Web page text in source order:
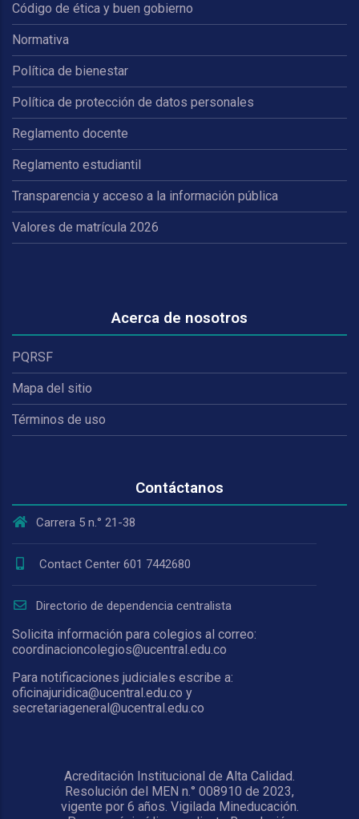
Código de ética y buen gobierno
Normativa
Política de bienestar
Política de protección de datos personales
Reglamento docente
Reglamento estudiantil
Transparencia y acceso a la información pública
Valores de matrícula 2026
Acerca de nosotros
PQRSF
Mapa del sitio
Términos de uso
Contáctanos
Carrera 5 n.° 21-38
Contact Center 601 7442680
Directorio de dependencia centralista
Solicita información para colegios al correo:
coordinacioncolegios@ucentral.edu.co
Para notificaciones judiciales escribe a:
oficinajuridica@ucentral.edu.co y
secretariageneral@ucentral.edu.co
Acreditación Institucional de Alta Calidad.
Resolución del MEN n.° 008910 de 2023,
vigente por 6 años. Vigilada Mineducación.